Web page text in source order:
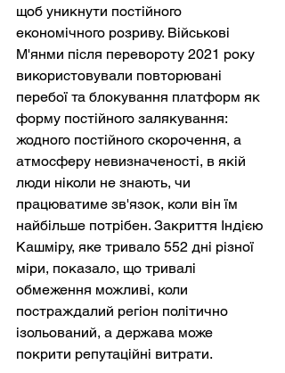
щоб уникнути постійного
економічного розриву. Військові
М'янми після перевороту 2021 року
використовували повторювані
перебої та блокування платформ як
форму постійного залякування:
жодного постійного скорочення, а
атмосферу невизначеності, в якій
люди ніколи не знають, чи
працюватиме зв'язок, коли він їм
найбільше потрібен. Закриття Індією
Кашміру, яке тривало 552 дні різної
міри, показало, що тривалі
обмеження можливі, коли
постраждалий регіон політично
ізольований, а держава може
покрити репутаційні витрати.